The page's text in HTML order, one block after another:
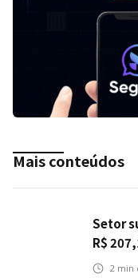
Mais conteúdos
Setor
R$
2 min